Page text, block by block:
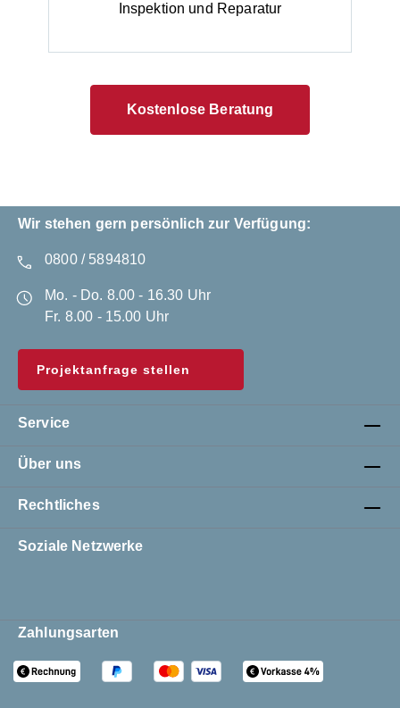
Inspektion und Reparatur
Kostenlose Beratung
Wir stehen gern persönlich zur Verfügung:
0800 / 5894810
Mo. - Do. 8.00 - 16.30 Uhr
Fr. 8.00 - 15.00 Uhr
Projektanfrage stellen
Service
Über uns
Rechtliches
Soziale Netzwerke
Zahlungsarten